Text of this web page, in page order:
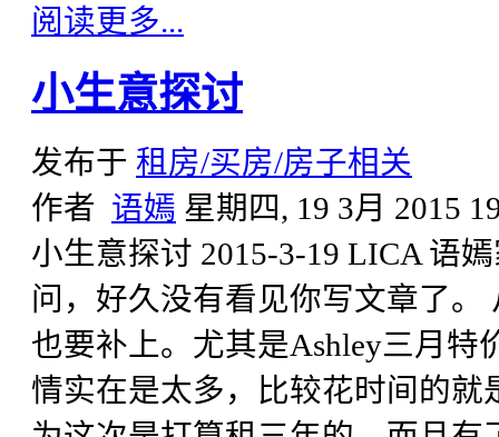
阅读更多...
小生意探讨
发布于 租房/买房/房子相关
作者 语嫣 星期四, 19 3月 2015
小生意探讨 2015-3-19 LICA 语
问，好久没有看见你写文章了。
也要补上。尤其是Ashley三月特
情实在是太多，比较花时间的